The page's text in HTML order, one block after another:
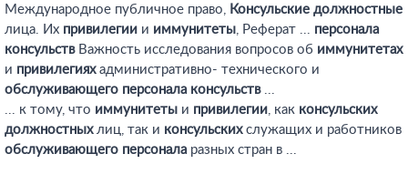
Международное публичное право, Консульские должностные
лица. Их привилегии и иммунитеты, Реферат ... персонала
консульствВажность исследования вопросов об иммунитетах
и привилегияхадминистративно- технического и
обслуживающего персонала консульств...
... к тому, что иммунитеты и привилегии, как консульских
должностныхлиц, так и консульскихслужащих и работников
обслуживающего персонала разных стран в ...